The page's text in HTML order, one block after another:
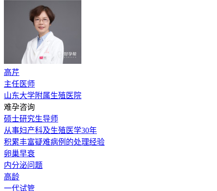
高芹
主任医师
山东大学附属生殖医院
难孕咨询
硕士研究生导师
从事妇产科及生殖医学30年
积累丰富疑难病例的处理经验
卵巢早衰
内分泌问题
高龄
一代试管